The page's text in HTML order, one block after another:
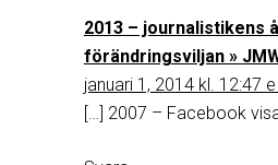
2013 – journalistikens
förändringsviljan »
januari 1, 2014 kl. 12:47
[…] 2007 – Facebook